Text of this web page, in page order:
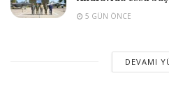
5 GÜN ÖNCE
DEVAMI